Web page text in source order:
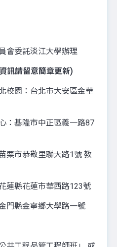
會委託淡江大學辦理
訊請留意簡章更新)
校園：台北市大安區金華
：基隆市中正區義一路87
市恭敬里聯大路1號 教
蓮縣花蓮市華西路123號
門縣金寧鄉大學路一號